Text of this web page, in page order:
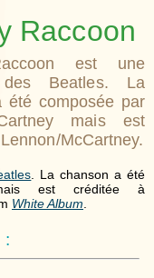
Raccoon
est une
des Beatles. La
été composée par
mais est
McCartney.
. La chanson a été
est créditée à
White Album
: